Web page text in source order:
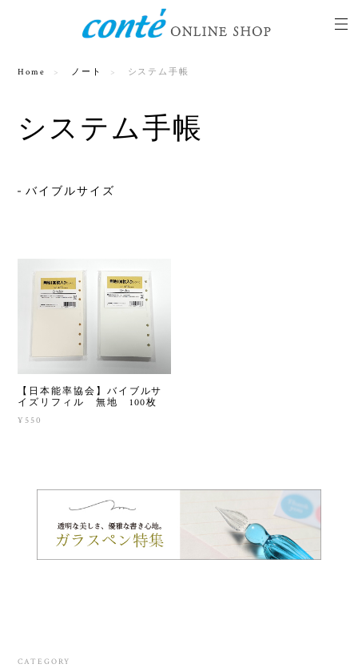
Home ノート システム手帳
システム手帳
バイブルサイズ
【日本能率協会】バイブルサ
イズリフィル 無地 100枚
¥550
CATEGORY